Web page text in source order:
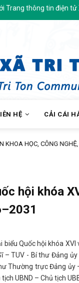
điện tử Xã Tri Tôn -
HỆ CẢI CÁI
CÔNG NGHỆ, ĐỔI MỚI
hội khóa
Quốc hội khóa XVI
– TUV - Bí thư Đảng ủy
Thường trực Đảng ủy
UBND – Chủ tịch